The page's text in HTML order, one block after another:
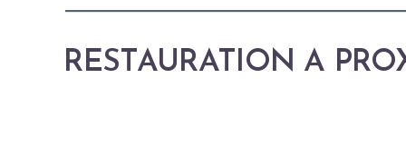
RESTAURATION A